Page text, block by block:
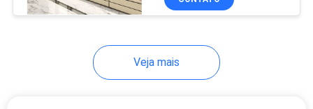
prateleiras de
18mm
Veja mais